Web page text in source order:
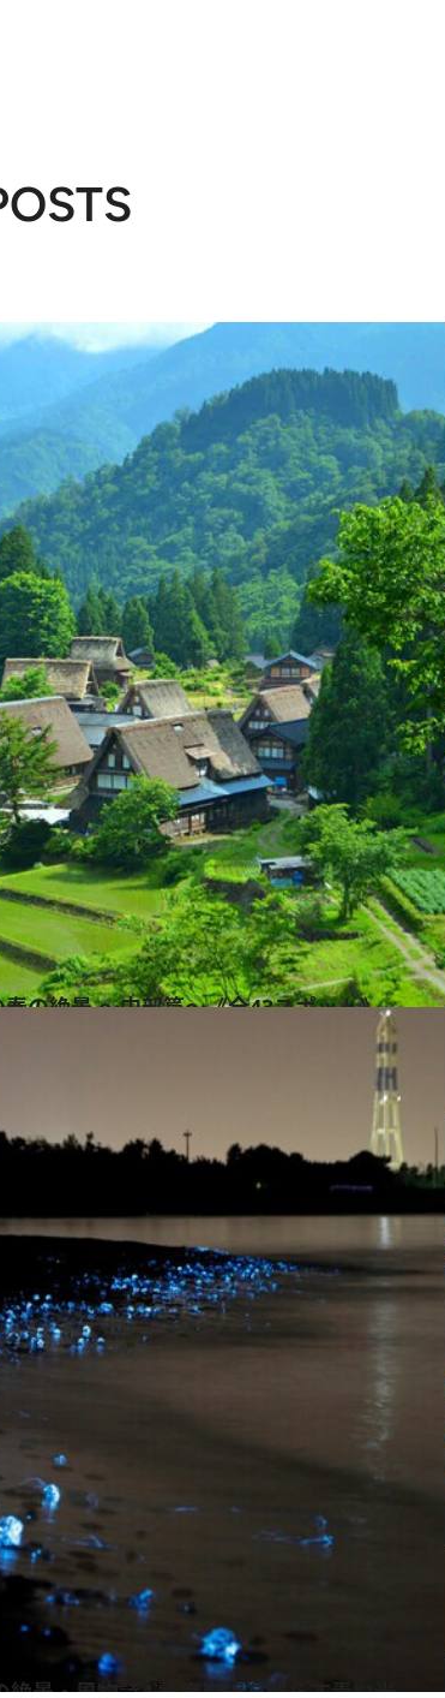
の絶景 ～中部篇～《全43スポット》
絶景・風物詩4選 海岸線を照らす青い光